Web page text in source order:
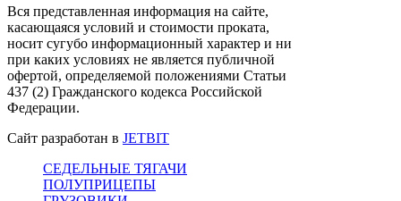
Вся представленная информация на сайте,
касающаяся условий и стоимости проката,
носит сугубо информационный характер и ни
при каких условиях не является публичной
офертой, определяемой положениями Статьи
437 (2) Гражданского кодекса Российской
Федерации.
Сайт разработан в JETBIT
СЕДЕЛЬНЫЕ ТЯГАЧИ
ПОЛУПРИЦЕПЫ